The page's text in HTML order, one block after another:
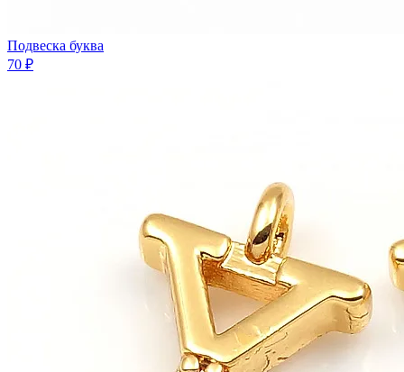
Подвеска буква
70 ₽